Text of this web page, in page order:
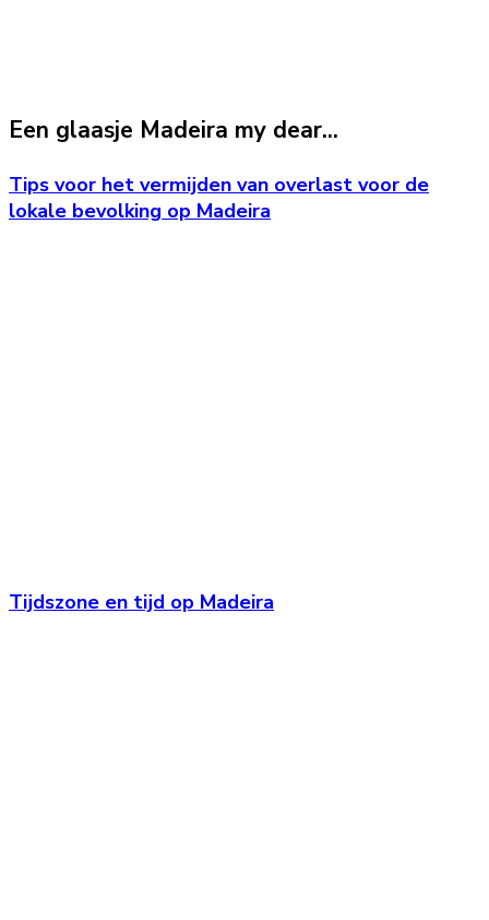
Een glaasje Madeira my dear...
Tips voor het vermijden van overlast voor de
lokale bevolking op Madeira
Tijdszone en tijd op Madeira